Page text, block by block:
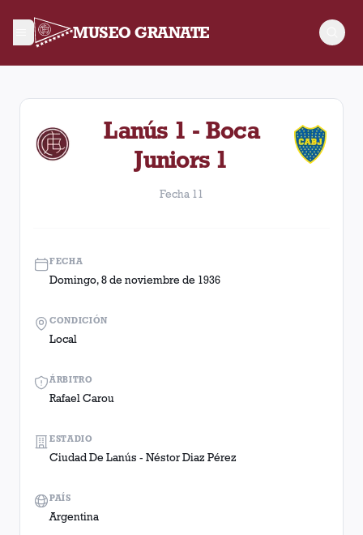
MUSEO GRANATE
Fecha 11. Partido entre Lanús y Boca Juniors disputado el
Lanús 1 - Boca
Juniors 1
Fecha 11
FECHA
Domingo, 8 de noviembre de 1936
ÁRBITRO
Rafael Carou
CONDICIÓN
Local
ESTADIO
Ciudad De Lanús - Néstor Diaz Pérez
PAÍS
Argentina